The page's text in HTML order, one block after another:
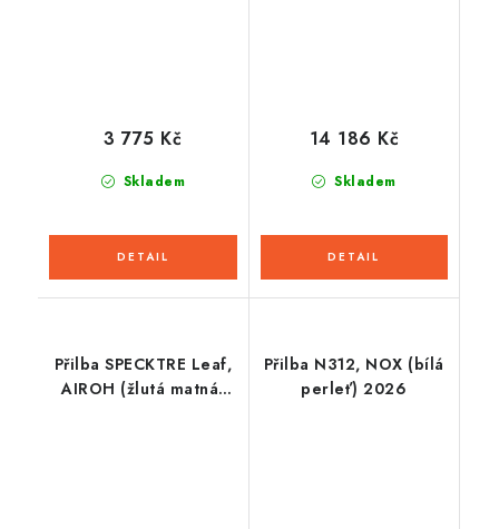
Skladem
3 775 Kč
Skladem
14 186 Kč
Přilba SPECKTRE Leaf,
AIROH (žlutá matná)
Přilba N312, NOX (bílá
perleť) 2026